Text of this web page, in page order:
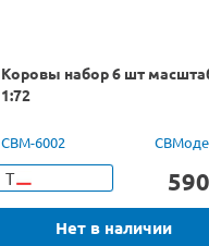
Коровы набор 6 шт
1:72
CBM-6002
Т 590
Нет в наличии